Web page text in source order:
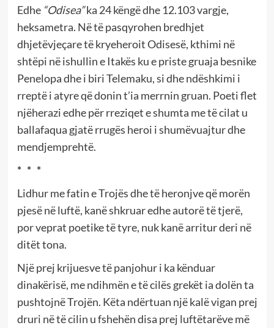
Edhe “Odisea” ka 24 këngë dhe 12.103 vargje,
heksametra. Në të pasqyrohen bredhjet
dhjetëvjeçare të kryeheroit Odisesë, kthimi në
shtëpi në ishullin e Itakës ku e priste gruaja besnike
Penelopa dhe i biri Telemaku, si dhe ndëshkimi i
rreptë i atyre që donin t’ia merrnin gruan. Poeti flet
njëherazi edhe për rreziqet e shumta me të cilat u
ballafaqua gjatë rrugës heroi i shumëvuajtur dhe
mendjemprehtë.
* * *
Lidhur me fatin e Trojës dhe të heronjve që morën
pjesë në luftë, kanë shkruar edhe autorë të tjerë,
por veprat poetike të tyre, nuk kanë arritur deri në
ditët tona.
Një prej krijuesve të panjohur i ka kënduar
dinakërisë, me ndihmën e të cilës grekët ia dolën ta
pushtojnë Trojën. Këta ndërtuan një kalë vigan prej
druri në të cilin u fshehën disa prej luftëtarëve më